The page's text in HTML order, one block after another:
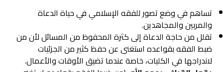
تساهم في وضع تصور للفقه الإسلامي في حياة الدعاة
والمربين والمجاهدين.
تقلل من حاجة الدعاة إلى كثرة المحفوظ من المسائل لأن من
ضبط الفقه بقواعده استغنى عن حفظ كثير من الجزئيات
لاندراجها في الكليات، خاصة عندما تضيق الأوقات والأعمال.